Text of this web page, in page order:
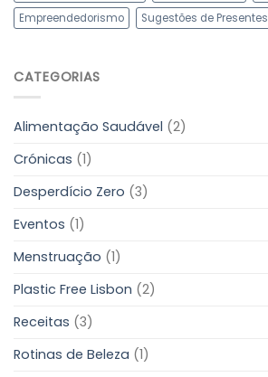
Empreendedorismo
Sugestões de Presentes
CATEGORIAS
Alimentação Saudável (2)
Crónicas (1)
Desperdício Zero (3)
Eventos (1)
Menstruação (1)
Plastic Free Lisbon (2)
Receitas (3)
Rotinas de Beleza (1)